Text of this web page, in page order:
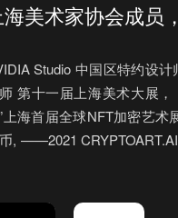
美术家协会成员
Studio 中国区特约设
第十一届上海美术大展
上海首届全球NFT加密艺
, ——2021